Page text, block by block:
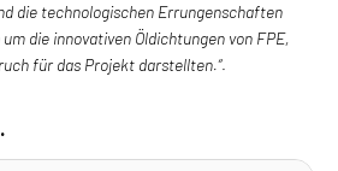
die technologischen Errungenschaften
die innovativen Öldichtungen von FPE,
für das Projekt darstellten.“.